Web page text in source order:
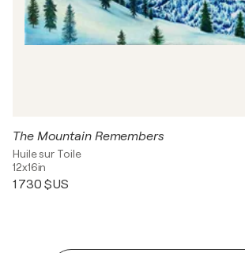
The Mountain Remembers
Huile sur Toile
12x16in
1 730 $US